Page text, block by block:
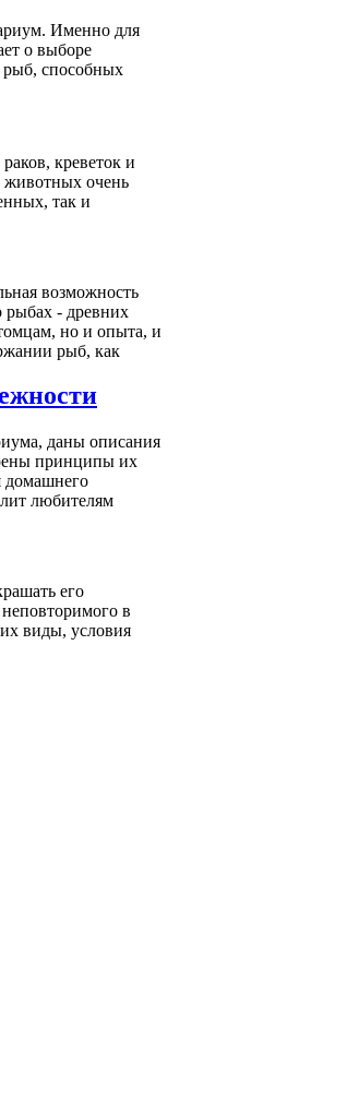
Именно для
о выборе
рыб, способных
креветок и
очень
так и
возможность
рыбах - древних
но и опыта, и
рыб, как
даны описания
принципы их
домашнего
любителям
его
в
виды, условия